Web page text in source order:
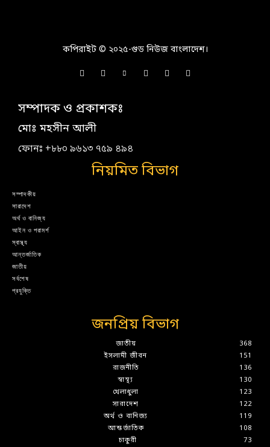
কপিরাইট © ২০২৫-গুড নিউজ বাংলাদেশ।
সম্পাদক ও প্রকাশকঃ
মোঃ মহসীন আলী
ফোনঃ +৮৮০ ৯৬১৩ ৭৫৯ ৪৯৪
নিয়মিত বিভাগ
সম্পাদকীয়
সারাদেশ
অর্থ ও বানিজ্য
আইন ও পরামর্শ
স্বাস্থ্য
আন্তর্জাতিক
জাতীয়
সর্বশেষ
প্রযুক্তি
জনপ্রিয় বিভাগ
জাতীয়
368
ইসলামী জীবন
151
রাজনীতি
136
স্বাস্থ্য
130
খেলাধুলা
123
সারাদেশ
122
অর্থ ও বানিজ্য
119
আন্তর্জাতিক
108
চাকুরী
73